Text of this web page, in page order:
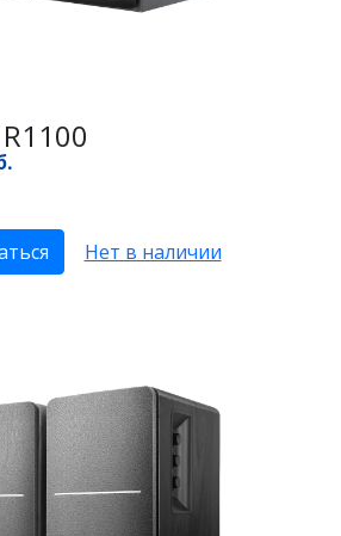
R1100
Нет в наличии